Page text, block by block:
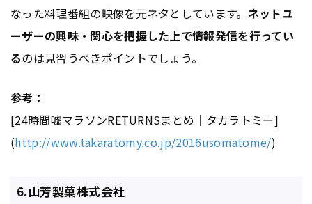
なった料理番組の映像を元ネタとしています。 ネットユ
ーザーの興味・関心を把握した上で情報発信を行ってい
るのは見習うべきポイントでしょう。
参考：
[24時間嘘マラソンRETURNSまとめ｜タカラトミー]
(http://www.takaratomy.co.jp/2016usomatome/)
6.山芳製菓株式会社